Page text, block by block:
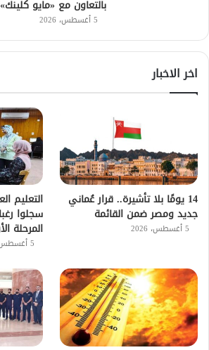
بالتعاون مع «مايو
5 أغسطس، 2026
اخر الاخبار
14 يومًا بلا تأشيرة.. قرار عُماني
جديد ومصر ضمن القائمة
5 أغسطس، 2026
سجلوا
المرحلة
5 أغسطس، 2026